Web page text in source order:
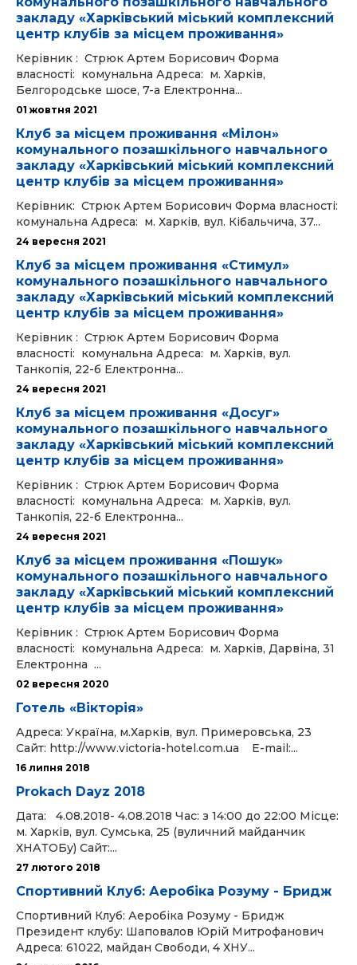
закладу «Харківський міський комплексний
центр клубів за місцем проживання»
Керівник : Стрюк Артем Борисович Форма
власності: комунальна Адреса: м. Харків,
Белгородське шосе, 7-а Електронна...
01 жовтня 2021
Клуб за місцем проживання «Мілон»
комунального позашкільного навчального
закладу «Харківський міський комплексний
центр клубів за місцем проживання»
Керівник: Стрюк Артем Борисович Форма власності:
комунальна Адреса: м. Харків, вул. Кібальчича, 37...
24 вересня 2021
Клуб за місцем проживання «Стимул»
комунального позашкільного навчального
закладу «Харківський міський комплексний
центр клубів за місцем проживання»
Керівник : Стрюк Артем Борисович Форма
власності: комунальна Адреса: м. Харків, вул.
Танкопія, 22-б Електронна...
24 вересня 2021
Клуб за місцем проживання «Досуг»
комунального позашкільного навчального
закладу «Харківський міський комплексний
центр клубів за місцем проживання»
Керівник : Стрюк Артем Борисович Форма
власності: комунальна Адреса: м. Харків, вул.
Танкопія, 22-б Електронна...
24 вересня 2021
Клуб за місцем проживання «Пошук»
комунального позашкільного навчального
закладу «Харківський міський комплексний
центр клубів за місцем проживання»
Керівник : Стрюк Артем Борисович Форма
власності: комунальна Адреса: м. Харків, Дарвіна, 31
Електронна ...
02 вересня 2020
Готель «Вікторія»
Адреса: Україна, м.Харків, вул. Примеровська, 23
Сайт: http://www.victoria-hotel.com.ua Е-mail:...
16 липня 2018
Prokach Dayz 2018
Дата: 4.08.2018- 4.08.2018 Час: з 14:00 до 22:00 Місце:
м. Харків, вул. Сумська, 25 (вуличний майданчик
ХНАТОБу) Сайт:...
27 лютого 2018
Спортивний Клуб: Аеробіка Розуму - Бридж
Спортивний Клуб: Аеробіка Розуму - Бридж
Президент клубу: Шаповалов Юрій Митрофанович
Адреса: 61022, майдан Свободи, 4 ХНУ...